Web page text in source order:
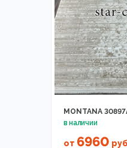
MONTANA
от 6960 руб